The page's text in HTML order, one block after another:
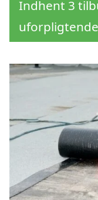
Indhent 3
uforpligtende